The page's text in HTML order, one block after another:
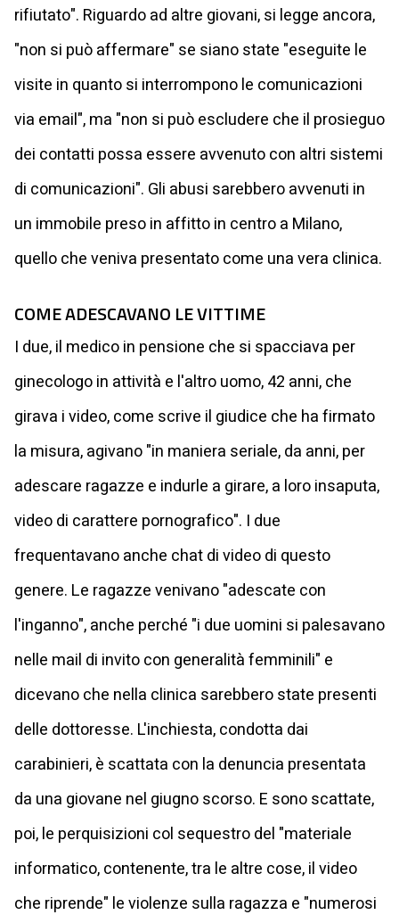
rifiutato". Riguardo ad altre giovani, si legge ancora,
"non si può affermare" se siano state "eseguite le
visite in quanto si interrompono le comunicazioni
via email", ma "non si può escludere che il prosieguo
dei contatti possa essere avvenuto con altri sistemi
di comunicazioni". Gli abusi sarebbero avvenuti in
un immobile preso in affitto in centro a Milano,
quello che veniva presentato come una vera clinica.
COME ADESCAVANO LE VITTIME
I due, il medico in pensione che si spacciava per
ginecologo in attività e l'altro uomo, 42 anni, che
girava i video, come scrive il giudice che ha firmato
la misura, agivano "in maniera seriale, da anni, per
adescare ragazze e indurle a girare, a loro insaputa,
video di carattere pornografico". I due
frequentavano anche chat di video di questo
genere. Le ragazze venivano "adescate con
l'inganno", anche perché "i due uomini si palesavano
nelle mail di invito con generalità femminili" e
dicevano che nella clinica sarebbero state presenti
delle dottoresse. L'inchiesta, condotta dai
carabinieri, è scattata con la denuncia presentata
da una giovane nel giugno scorso. E sono scattate,
poi, le perquisizioni col sequestro del "materiale
informatico, contenente, tra le altre cose, il video
che riprende" le violenze sulla ragazza e "numerosi